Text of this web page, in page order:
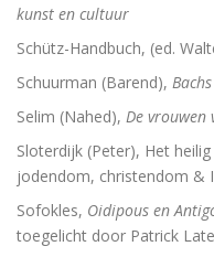
kunst en cultuur
Schütz-Handbuch, (ed.
Schuurman (Barend),
Selim (Nahed), De vrouwen
Sloterdijk (Peter), Het
jodendom, christendom &
Sofokles, Oidipous en
toegelicht door Patrick